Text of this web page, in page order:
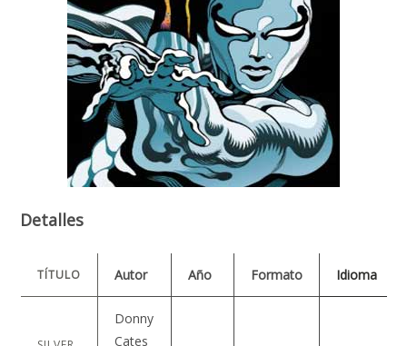
Detalles
TÍTULO Autor Año Formato Idioma
Donny
Cates